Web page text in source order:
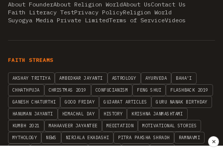
About FounderAbout Religion WorldAbout UsContact Us
Faith Literacy TestPrivacy PolicyReligion World
Suyogya Media Private LimitedTerms of ServiceVideos
FAITH STREAMS
AKSHAY TRITIYA AMBEDKAR JAYANTI ASTROLOGY AYURVEDA BAHA'I
CHHATHPUJA CHRISTMAS 2019 CONFUCIANISM FENG SHUI FLASHBACK 2019
GANESH CHATURTHI GOOD FRIDAY GUJARAT ARTICLES GURU NANAK BIRTHDAY
HANUMAN JAYANTI HIMACHAL DAY HISTORY KRISHNA JANMASHTAMI
KUMBH 2021 MAHAAVEER JAYANTEE MEDITATION MOTIVATIONAL STORIES
MYTHOLOGY NEWS NIRJALA EKADASHI PITRA PAKSHA SHRADH RAMNAVMI
✕